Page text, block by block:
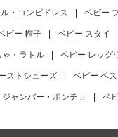
・コンビドレス | ベビー
ビー 帽子 | ベビー スタイ
・ラトル | ベビー レッグ
ストシューズ | ベビー ベ
ャンバー・ポンチョ | ベ